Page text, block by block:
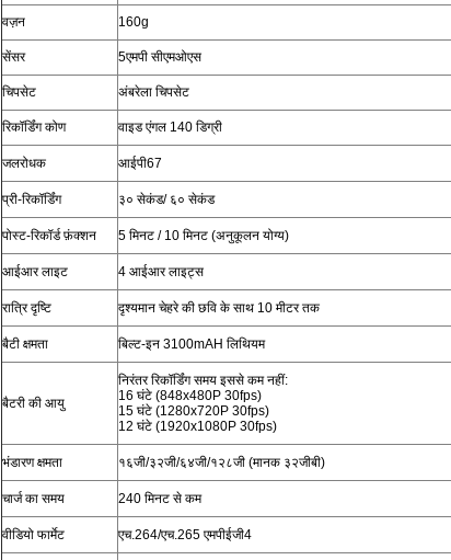
वज़न 160g
सेंसर 5एमपी सीएमओएस
चिपसेट अंबरेला चिपसेट
रिकॉर्डिंग कोण वाइड एंगल 140 डिग्री
जलरोधक आईपी67
प्री-रिकॉर्डिंग ३० सेकंड/ ६० सेकंड
पोस्ट-रिकॉर्ड फ़ंक्शन 5 मिनट / 10 मिनट (अनुकूलन योग्य)
आईआर लाइट 4 आईआर लाइट्स
रात्रि दृष्टि दृश्यमान चेहरे की छवि के साथ 10 मीटर तक
बैटी क्षमता बिल्ट-इन 3100mAH लिथियम
बैटरी की आयु
निरंतर रिकॉर्डिंग समय इससे कम नहीं:
16 घंटे (848x480P 30fps)
15 घंटे (1280x720P 30fps)
12 घंटे (1920x1080P 30fps)
भंडारण क्षमता १६जी/३२जी/६४जी/१२८जी (मानक ३२जीबी)
चार्ज का समय 240 मिनट से कम
वीडियो फार्मेट एच.264/एच.265 एमपीईजी4